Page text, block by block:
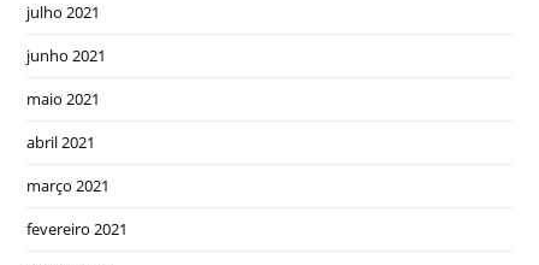
julho 2021
junho 2021
maio 2021
abril 2021
março 2021
fevereiro 2021